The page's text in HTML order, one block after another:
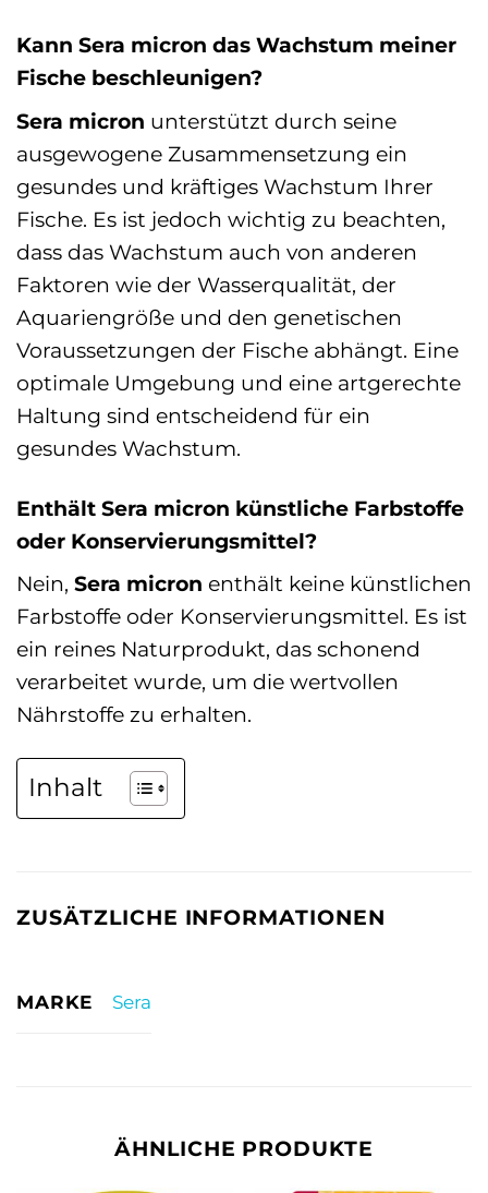
Kann Sera micron das Wachstum meiner
Fische beschleunigen?
Sera micron unterstützt durch seine
ausgewogene Zusammensetzung ein
gesundes und kräftiges Wachstum Ihrer
Fische. Es ist jedoch wichtig zu beachten,
dass das Wachstum auch von anderen
Faktoren wie der Wasserqualität, der
Aquariengröße und den genetischen
Voraussetzungen der Fische abhängt. Eine
optimale Umgebung und eine artgerechte
Haltung sind entscheidend für ein
gesundes Wachstum.
Enthält Sera micron künstliche Farbstoffe
oder Konservierungsmittel?
Nein, Sera micron enthält keine künstlichen
Farbstoffe oder Konservierungsmittel. Es ist
ein reines Naturprodukt, das schonend
verarbeitet wurde, um die wertvollen
Nährstoffe zu erhalten.
Inhalt
ZUSÄTZLICHE INFORMATIONEN
MARKE Sera
ÄHNLICHE PRODUKTE